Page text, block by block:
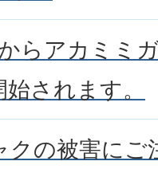
らアカミミ
されます。
クの被害にご